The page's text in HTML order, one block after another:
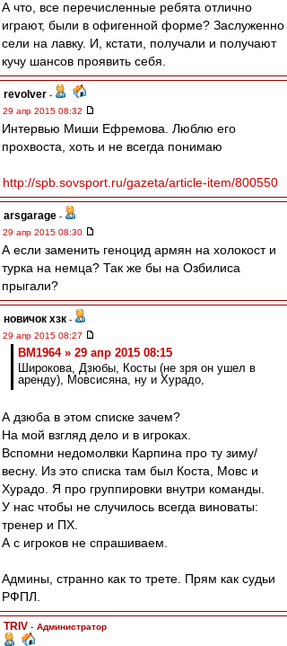
А что, все перечисленные ребята отлично
играют, были в офигенной форме? Заслуженно
сели на лавку. И, кстати, получали и получают
кучу шансов проявить себя.
revolver -
29 апр 2015 08:32
Интервью Миши Ефремова. Люблю его
прохвоста, хоть и не всегда понимаю
http://spb.sovsport.ru/gazeta/article-item/800550
arsgarage -
29 апр 2015 08:30
А если заменить геноцид армян на холокост и
турка на немца? Так же бы на Озбилиса
прыгали?
новичок хзк -
29 апр 2015 08:27
BM1964 » 29 апр 2015 08:15
Широкова, Дзюбы, Косты (не зря он ушел в
аренду), Мовсисяна, ну и Хурадо,
А дзюба в этом списке зачем?
На мой взгляд дело и в игроках.
Вспомни недомолвки Карпина про ту зиму/
весну. Из это списка там был Коста, Мовс и
Хурадо. Я про группировки внутри команды.
У нас чтобы не случилось всегда виноваты:
тренер и ПХ.
А с игроков не спрашиваем.
Админы, странно как то трете. Прям как судьи
РФПЛ.
TRIV - Администратор